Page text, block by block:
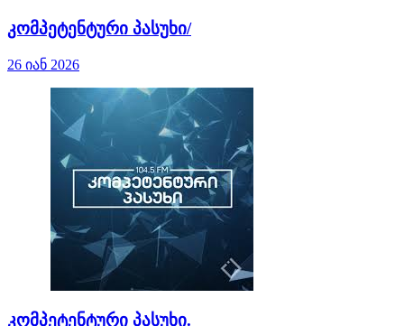
კომპეტენტური პასუხი/
26 იან 2026
კომპეტენტური პასუხი.